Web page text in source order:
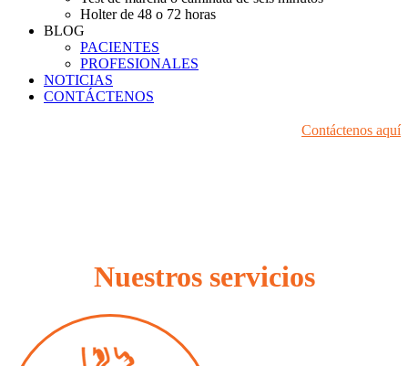
Holter de 48 o 72 horas
BLOG
PACIENTES
PROFESIONALES
NOTICIAS
CONTÁCTENOS
Contáctenos aquí
Nuestros servicios